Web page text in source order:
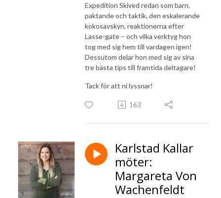
Expedition Skived redan som barn,
paktande och taktik, den eskalerande
kokosavskyn, reaktionerna efter
Lasse-gate – och vilka verktyg hon
tog med sig hem till vardagen igen!
Dessutom delar hon med sig av sina
tre bästa tips till framtida deltagare!
Tack för att ni lyssnar!
163
Karlstad Kallar
möter:
Margareta Von
Wachenfeldt